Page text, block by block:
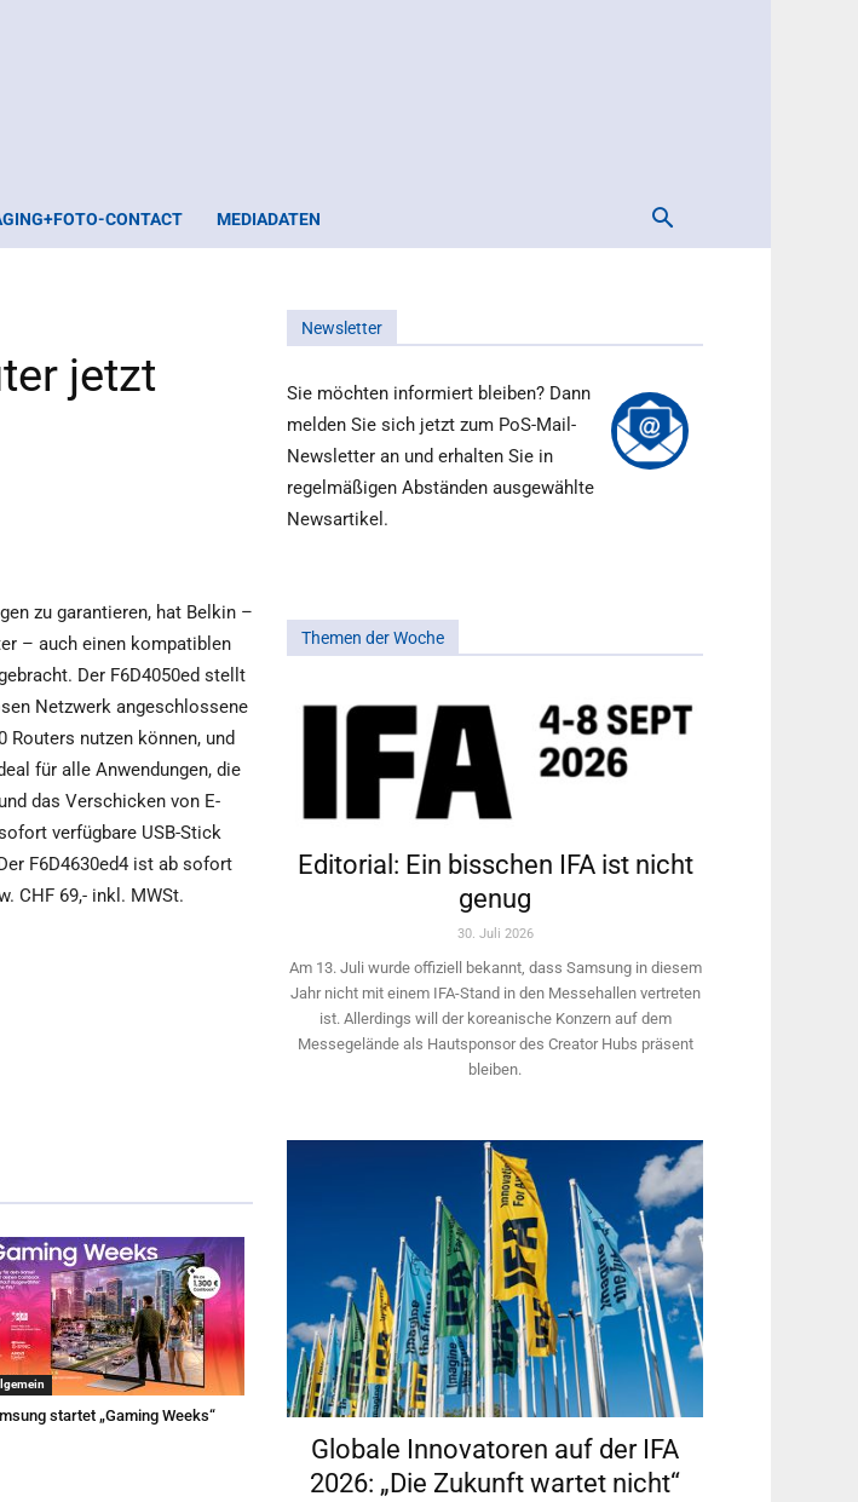
CONTACT MEDIADATEN
jetzt
zu garantieren, hat Belkin –
– auch einen kompatiblen
Der F6D4050ed stellt
Netzwerk angeschlossene
Routers nutzen können, und
für alle Anwendungen, die
das Verschicken von E-
verfügbare USB-Stick
F6D4630ed4 ist ab sofort
CHF 69,- inkl. MWSt.
startet „Gaming Weeks“
Newsletter
Sie möchten informiert bleiben? Dann
melden Sie sich jetzt zum PoS-Mail-
Newsletter an und erhalten Sie in
regelmäßigen Abständen ausgewählte
Newsartikel.
Themen der Woche
Editorial: Ein bisschen IFA ist nicht
genug
30. Juli 2026
Am 13. Juli wurde offiziell bekannt, dass Samsung in diesem
Jahr nicht mit einem IFA-Stand in den Messehallen vertreten
ist. Allerdings will ­der koreanische Konzern auf dem
Messegelände als Hautsponsor des Creator Hubs präsent
bleiben.
Globale Innovatoren auf der IFA
2026: „Die Zukunft wartet nicht“